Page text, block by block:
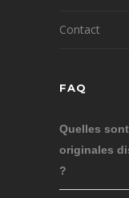
Contact
FAQ
Quelles
originales
?